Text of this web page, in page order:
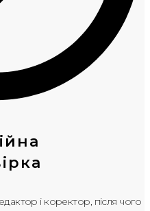
і коректор, після чого